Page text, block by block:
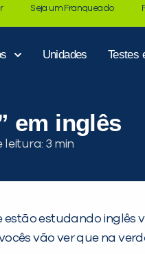
Seja um Franqueado
Unidades Testes
em inglês
leitura:
estão estudando
vão ver que na